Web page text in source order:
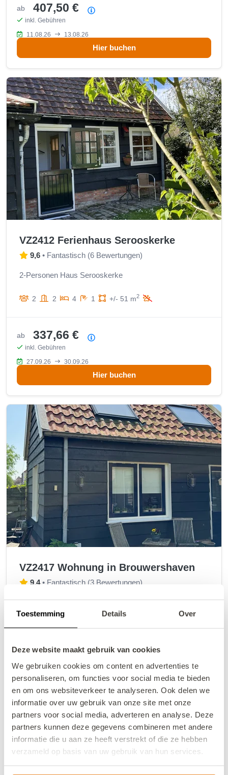
Toestemming Details Over
Deze website maakt gebruik van cookies
We gebruiken cookies om content en advertenties te
personaliseren, om functies voor social media te bieden
en om ons websiteverkeer te analyseren. Ook delen we
informatie over uw gebruik van onze site met onze
partners voor social media, adverteren en analyse. Deze
partners kunnen deze gegevens combineren met andere
informatie die u aan ze heeft verstrekt of die ze hebben
verzameld op basis van uw gebruik van hun services.
ab 407,50 €
inkl. Gebühren
11.08.26 13.08.26
Hier buchen
VZ2412 Ferienhaus Serooskerke
9,6 • Fantastisch (6 Bewertungen)
2-Personen Haus Serooskerke
2 2 4 1 +/- 51 m2
ab 337,66 €
inkl. Gebühren
27.09.26 30.09.26
Hier buchen
VZ2417 Wohnung in Brouwershaven
9,4 • Fantastisch (3 Bewertungen)
Gemütliche Zweizimmerwohnung in Brouwershaven
2 1 2
ab 427,20 € Preisübersicht
inkl. Gebühren
21.08.26 23.08.26
Hier buchen